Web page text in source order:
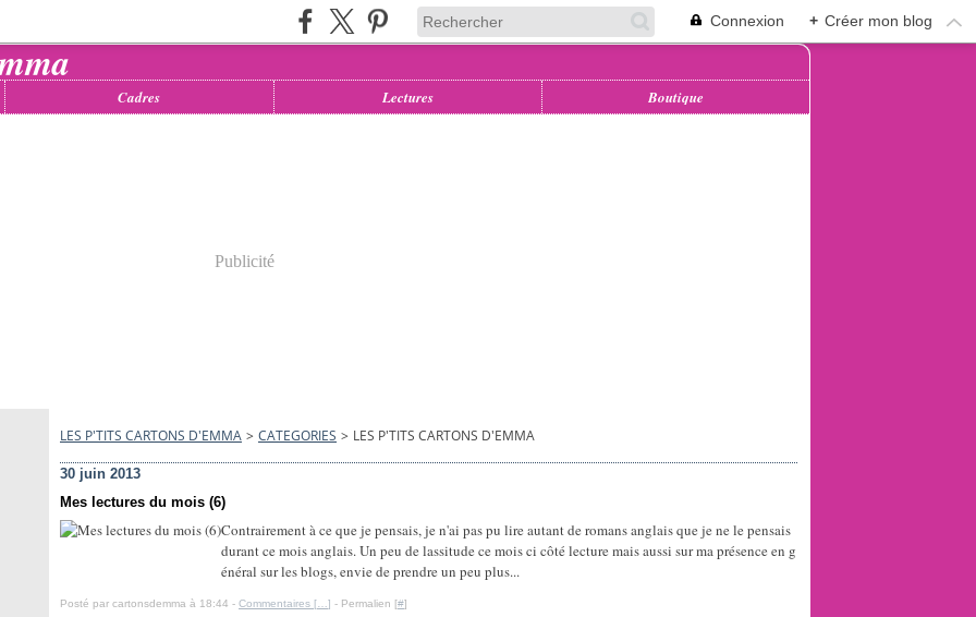
Connexion + Créer mon blog
Cadres Lectures Boutique
Publicité
LES P'TITS CARTONS D'EMMA > CATEGORIES > LES P'TITS CARTONS D'EMMA
30 juin 2013
Mes lectures du mois (6)
Contrairement à ce que je pensais, je n'ai pas pu lire autant de romans anglais que je ne le pensais
durant ce mois anglais. Un peu de lassitude ce mois ci côté lecture mais aussi sur ma présence en g
énéral sur les blogs, envie de prendre un peu plus...
Posté par cartonsdemma à 18:44 - Commentaires [ ] - Permalien [#]